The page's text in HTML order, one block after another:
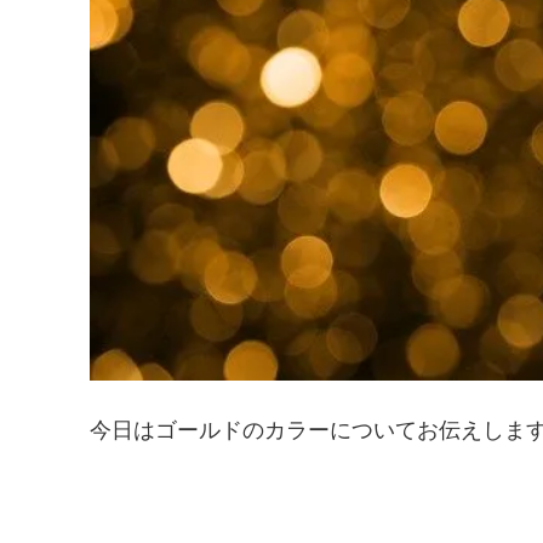
今日はゴールドのカラーについてお伝えしま